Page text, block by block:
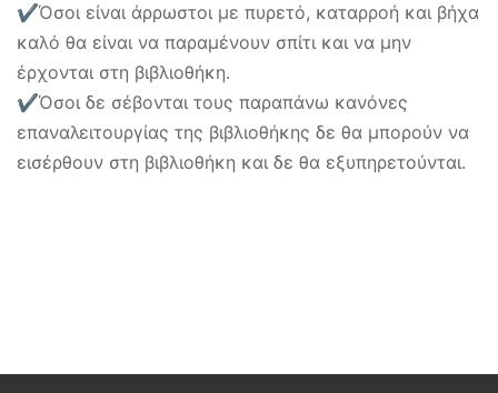
✔Όσοι είναι άρρωστοι με πυρετό, καταρροή και βήχα
καλό θα είναι να παραμένουν σπίτι και να μην
έρχονται στη βιβλιοθήκη.
✔Όσοι δε σέβονται τους παραπάνω κανόνες
επαναλειτουργίας της βιβλιοθήκης δε θα μπορούν να
εισέρθουν στη βιβλιοθήκη και δε θα εξυπηρετούνται.